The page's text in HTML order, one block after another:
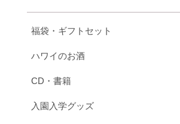
福袋・ギフトセット
ハワイのお酒
CD・書籍
入園入学グッズ